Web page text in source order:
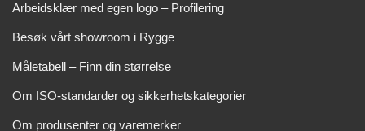
Arbeidsklær med egen logo – Profilering
Besøk vårt showroom i Rygge
Måletabell – Finn din størrelse
Om ISO-standarder og sikkerhetskategorier
Om produsenter og varemerker